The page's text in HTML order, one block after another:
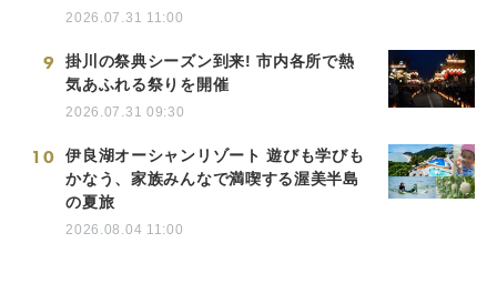
2026.07.31 11:00
9
掛川の祭典シーズン到来! 市内各所で熱
気あふれる祭りを開催
2026.07.31 09:30
10
伊良湖オーシャンリゾート 遊びも学びも
かなう、家族みんなで満喫する渥美半島
の夏旅
2026.08.04 11:00